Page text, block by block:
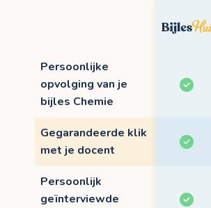
Persoonlijke
opvolging van je
bijles Chemie
Gegarandeerde klik
met je docent
Persoonlijk
geïnterviewde